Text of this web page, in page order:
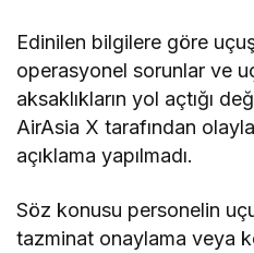
Edinilen bilgilere göre
operasyonel sorunlar ve
aksaklıkların yol açtığı
AirAsia X tarafından
açıklama yapılmadı.
Söz konusu personelin
tazminat onaylama veya